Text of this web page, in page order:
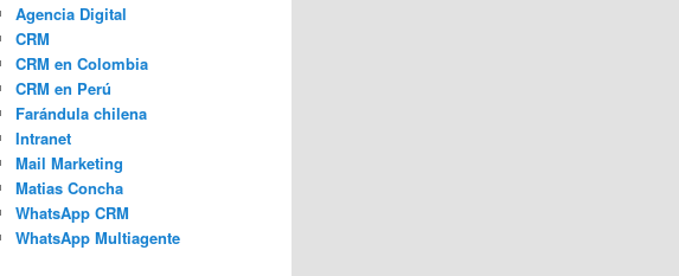
Agencia Digital
CRM
CRM en Colombia
CRM en Perú
Farándula chilena
Intranet
Mail Marketing
Matias Concha
WhatsApp CRM
WhatsApp Multiagente